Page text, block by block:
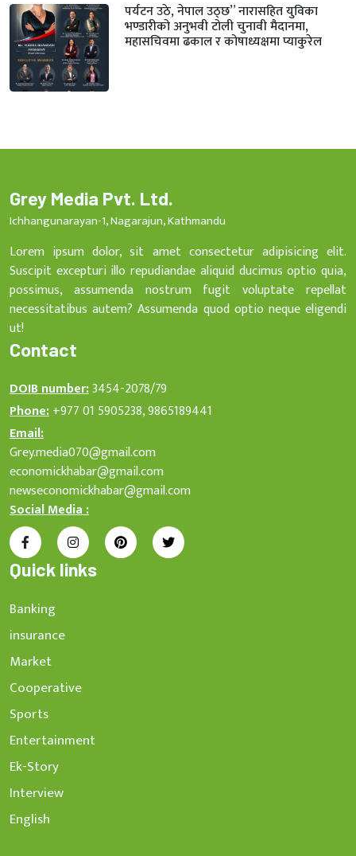
पर्यटन उठे, नेपाल उठ्छ” नारासहित युविका
भण्डारीको अनुभवी टोली चुनावी मैदानमा,
महासचिवमा ढकाल र कोषाध्यक्षमा प्याकुरेल
Grey Media Pvt. Ltd.
Ichhangunarayan-1, Nagarajun, Kathmandu
Lorem ipsum dolor, sit amet consectetur adipisicing elit.
Suscipit excepturi illo repudiandae aliquid ducimus optio quia,
possimus, assumenda nostrum fugit voluptate repellat
necessitatibus autem? Assumenda quod optio neque eligendi
ut!
Contact
DOIB number:3454-2078/79
Phone:+977 01 5905238, 9865189441
Email:
Grey.media070@gmail.com
economickhabar@gmail.com
newseconomickhabar@gmail.com
Social Media :
Quick links
Banking
insurance
Market
Cooperative
Sports
Entertainment
Ek-Story
Interview
English